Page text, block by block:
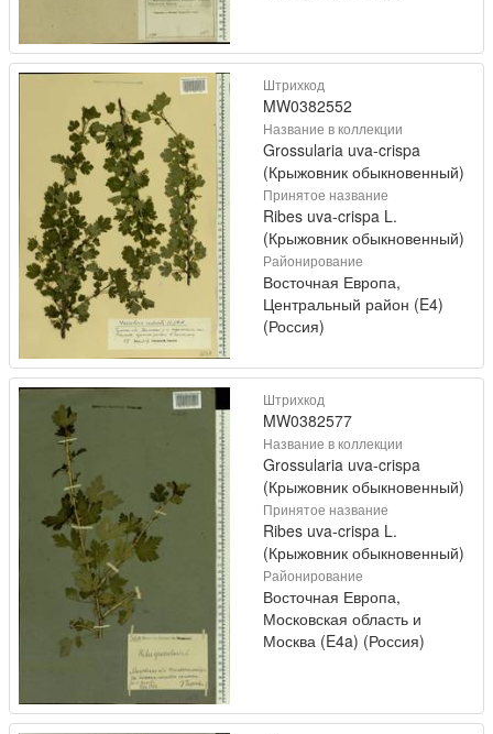
Штрихкод
MW0382552
Название в коллекции
Grossularia uva-crispa
(Крыжовник обыкновенный)
Принятое название
Ribes uva-crispa L.
(Крыжовник обыкновенный)
Районирование
Восточная Европа,
Центральный район (E4)
(Россия)
Штрихкод
MW0382577
Название в коллекции
Grossularia uva-crispa
(Крыжовник обыкновенный)
Принятое название
Ribes uva-crispa L.
(Крыжовник обыкновенный)
Районирование
Восточная Европа,
Московская область и
Москва (E4a) (Россия)